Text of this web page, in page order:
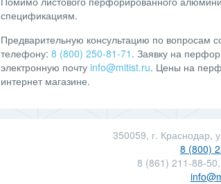
спецификациям.
Предварительную консультацию по вопросам
телефону: 8 (800) 250-81-71 . Заявку на
электронную почту info@mitist.ru. Цены на
интернет магазине.
350059, г. Краснодар,
8 (800)
8 (861) 211-88-